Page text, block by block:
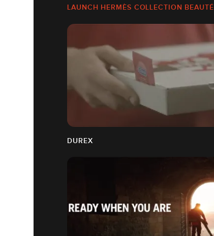
LAUNCH HERMÈS COLLECTION BEAUTÉ
DUREX